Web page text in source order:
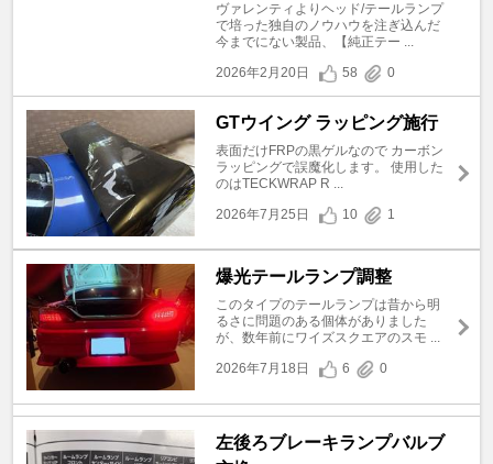
ヴァレンティよりヘッド/テールランプ
で培った独自のノウハウを注ぎ込んだ
今までにない製品、【純正テー ...
2026年2月20日
58 0
GTウイング ラッピング施行
表面だけFRPの黒ゲルなので カーボン
ラッピングで誤魔化します。 使用した
のはTECKWRAP R ...
2026年7月25日
10 1
爆光テールランプ調整
このタイプのテールランプは昔から明
るさに問題のある個体がありました
が、数年前にワイズスクエアのスモ ...
2026年7月18日
6 0
左後ろブレーキランプバルブ